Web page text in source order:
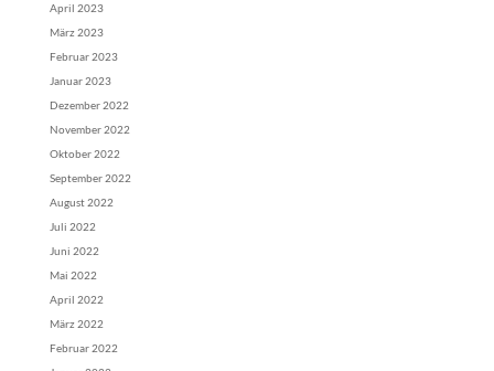
April 2023
März 2023
Februar 2023
Januar 2023
Dezember 2022
November 2022
Oktober 2022
September 2022
August 2022
Juli 2022
Juni 2022
Mai 2022
April 2022
März 2022
Februar 2022